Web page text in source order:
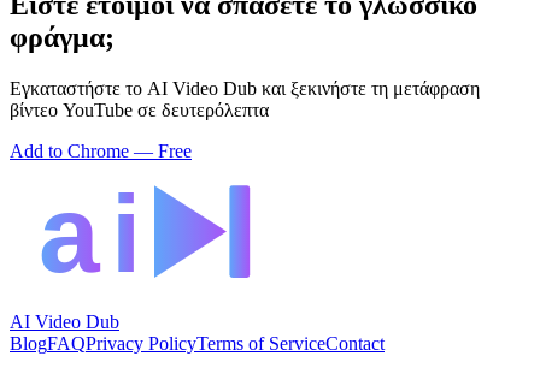
φράγμα;
Εγκαταστήστε το AI Video Dub και ξεκινήστε τη μετάφραση
βίντεο YouTube σε δευτερόλεπτα
Add to Chrome — Free
AI Video Dub
BlogFAQPrivacy PolicyTerms of ServiceContact